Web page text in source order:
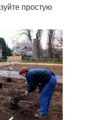
простую